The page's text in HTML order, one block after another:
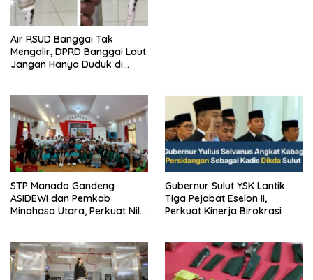
Air RSUD Banggai Tak
Mengalir, DPRD Banggai Laut
Jangan Hanya Duduk di
‎STP Manado Gandeng
ASIDEWI dan Pemkab
Minahasa Utara, Perkuat Nilai
Gubernur Sulut YSK Lantik
Tiga Pejabat Eselon II,
Perkuat Kinerja Birokrasi